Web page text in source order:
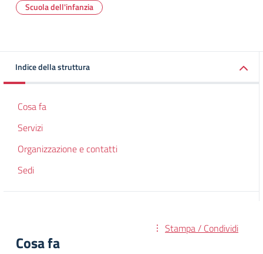
Scuola dell'infanzia
Indice della struttura
Cosa fa
Servizi
Organizzazione e contatti
Sedi
Stampa / Condividi
Cosa fa